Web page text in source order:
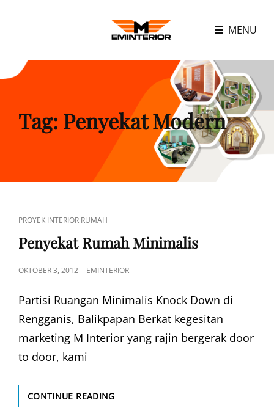
MENU
Tag: Penyekat Modern
CAT
LINKS
PROYEK INTERIOR RUMAH
Penyekat Rumah Minimalis
POSTED
OKTOBER 3, 2012 EMINTERIOR
Partisi Ruangan Minimalis Knock Down di
Rengganis, Balikpapan Berkat kegesitan
marketing M Interior yang rajin bergerak door
to door, kami
CONTINUE READINGPENYEKAT
RUMAH